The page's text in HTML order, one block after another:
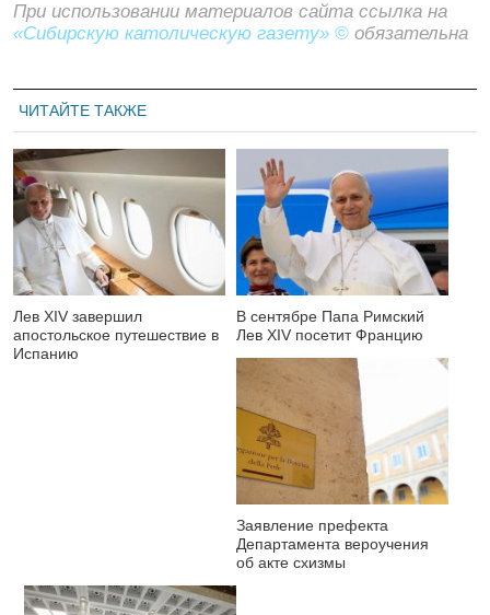
При использовании материалов сайта ссылка на
«Сибирскую католическую газету» © обязательна
ЧИТАЙТЕ ТАКЖЕ
Лев XIV завершил
апостольское путешествие в
Испанию
В сентябре Папа Римский
Лев XIV посетит Францию
Заявление префекта
Департамента вероучения
об акте схизмы